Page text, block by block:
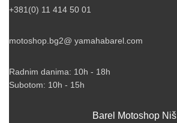
+381(0) 11 414 50 01
motoshop.bg2@ yamahabarel.com
Radnim danima: 10h - 18h
Subotom: 10h - 15h
Barel Motoshop Niš